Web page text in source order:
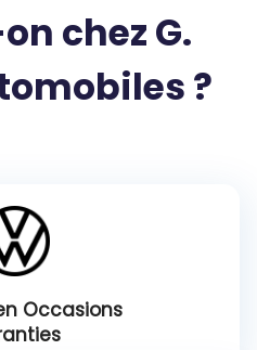
chez G.
?
Occasions